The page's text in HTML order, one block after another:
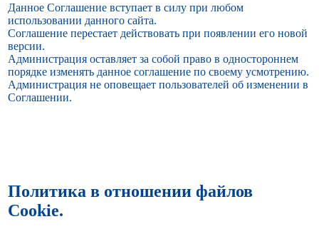
Данное Соглашение вступает в силу при любом
использовании данного сайта.
Соглашение перестает действовать при появлении его новой
версии.
Администрация оставляет за собой право в одностороннем
порядке изменять данное соглашение по своему усмотрению.
Администрация не оповещает пользователей об изменении в
Соглашении.
Политика в отношении файлов
Cookie.